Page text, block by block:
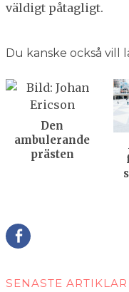
väldigt påtagligt.
Du kanske också vill
Den
ambulerande
prästen
SENASTE ARTIKLAR